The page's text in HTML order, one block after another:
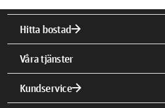
Hitta bostadarrow_forward
Våra tjänster
Kundservicearrow_forward